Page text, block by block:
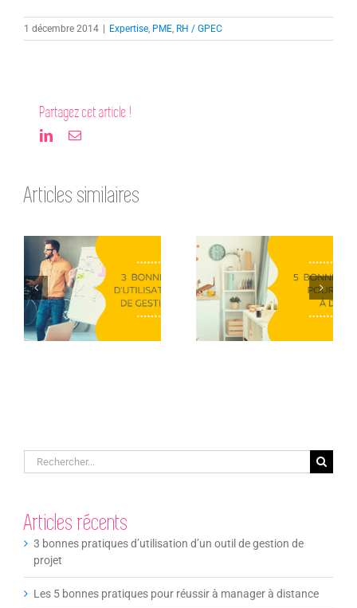
1 décembre 2014 Expertise, PME, RH / GPEC
Partagez cet article !
LinkedInEmail
Articles similaires
3 bonnes
pratiques
d’utilisation d’un
outil de gestion
de projet
Les 5 bonnes
pratiques pour
réussir à
manager à
distance
Rechercher:
Articles récents
3 bonnes pratiques d’utilisation d’un outil de gestion de
projet
Les 5 bonnes pratiques pour réussir à manager à distance